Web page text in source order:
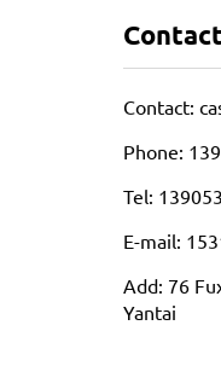
Contact:
Phone:
Tel:
E-mail:
Add: 76
Yantai